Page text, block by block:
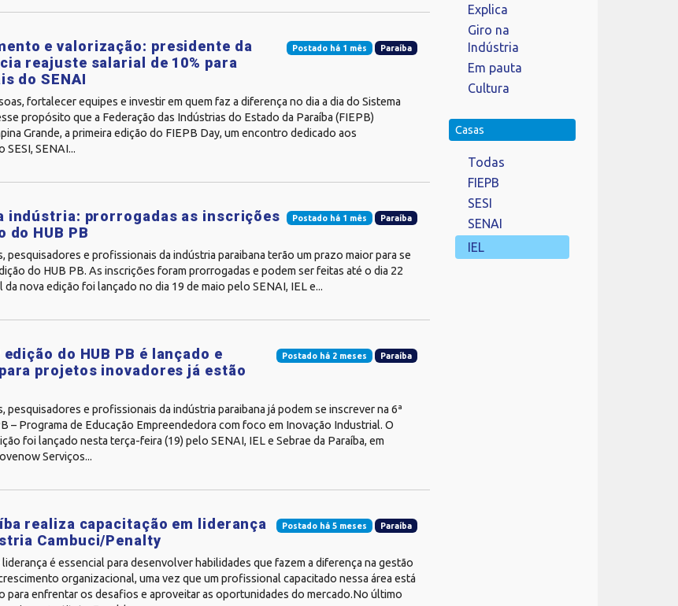
Postado há 1 mês Paraíba
e valorização: presidente da
reajuste salarial de 10% para
do SENAI
fortalecer equipes e investir em quem faz a diferença no dia a dia do Sistema
propósito que a Federação das Indústrias do Estado da Paraíba (FIEPB)
Grande, a primeira edição do FIEPB Day, um encontro dedicado aos
SENAI...
Postado há 1 mês Paraíba
indústria: prorrogadas as inscrições
do HUB PB
pesquisadores e profissionais da indústria paraibana terão um prazo maior para se
do HUB PB. As inscrições foram prorrogadas e podem ser feitas até o dia 22
da nova edição foi lançado no dia 19 de maio pelo SENAI, IEL e...
Postado há 2 meses Paraíba
edição do HUB PB é lançado e
projetos inovadores já estão
pesquisadores e profissionais da indústria paraibana já podem se inscrever na 6ª
– Programa de Educação Empreendedora com foco em Inovação Industrial. O
foi lançado nesta terça-feira (19) pelo SENAI, IEL e Sebrae da Paraíba, em
Serviços...
Postado há 5 meses Paraíba
realiza capacitação em liderança
Cambuci/Penalty
é essencial para desenvolver habilidades que fazem a diferença na gestão
organizacional, uma vez que um profissional capacitado nessa área está
para enfrentar os desafios e aproveitar as oportunidades do mercado.No último
Explica
Giro na
Indústria
Em pauta
Cultura
Casas
Todas
FIEPB
SESI
SENAI
IEL